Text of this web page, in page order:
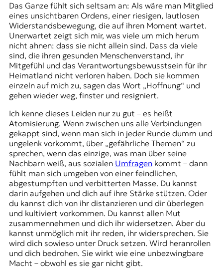
Das Ganze fühlt sich seltsam an: Als wäre man Mitglied
eines unsichtbaren Ordens, einer riesigen, lautlosen
Widerstandsbewegung, die auf ihren Moment wartet.
Unerwartet zeigt sich mir, was viele um mich herum
nicht ahnen: dass sie nicht allein sind. Dass da viele
sind, die ihren gesunden Menschenverstand, ihr
Mitgefühl und das Verantwortungsbewusstsein für ihr
Heimatland nicht verloren haben. Doch sie kommen
einzeln auf mich zu, sagen das Wort „Hoffnung“ und
gehen wieder weg, finster und resigniert.
Ich kenne dieses Leiden nur zu gut – es heißt
Atomisierung. Wenn zwischen uns alle Verbindungen
gekappt sind, wenn man sich in jeder Runde dumm und
ungelenk vorkommt, über „gefährliche Themen“ zu
sprechen, wenn das einzige, was man über seine
Nachbarn weiß, aus sozialen Umfragenkommt – dann
fühlt man sich umgeben von einer feindlichen,
abgestumpften und verbitterten Masse. Du kannst
darin aufgehen und dich auf ihre Stärke stützen. Oder
du kannst dich von ihr distanzieren und dir überlegen
und kultiviert vorkommen. Du kannst allen Mut
zusammennehmen und dich ihr widersetzen. Aber du
kannst unmöglich mit ihr reden, ihr widersprechen. Sie
wird dich sowieso unter Druck setzen. Wird heranrollen
und dich bedrohen. Sie wirkt wie eine unbezwingbare
Macht – obwohl es sie gar nicht gibt.